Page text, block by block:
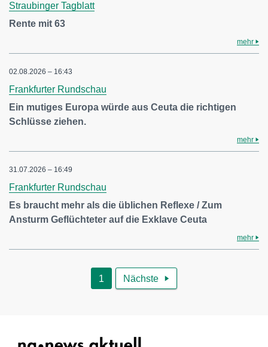
Straubinger Tagblatt
Rente mit 63
mehr
02.08.2026 – 16:43
Frankfurter Rundschau
Ein mutiges Europa würde aus Ceuta die richtigen
Schlüsse ziehen.
mehr
31.07.2026 – 16:49
Frankfurter Rundschau
Es braucht mehr als die üblichen Reflexe / Zum
Ansturm Geflüchteter auf die Exklave Ceuta
mehr
1 Nächste 